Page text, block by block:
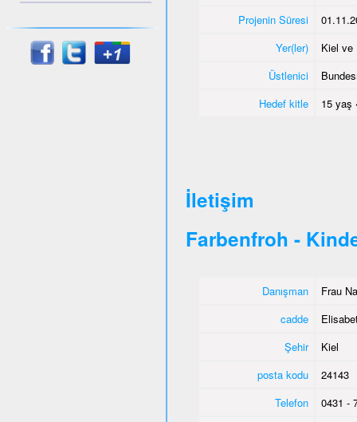
Projenin Süresi
Yer(ler)
Kiel
Üstlenici
Hedef kitle
15 yaş
İletişim
Farbenfroh -
Danışman
Frau
cadde
Şehir
Kiel
posta kodu
24143
Telefon
0431 -